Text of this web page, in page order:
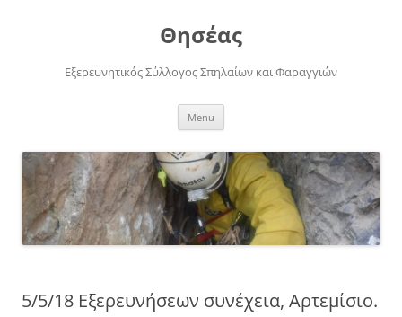
Θησέας
Εξερευνητικός Σύλλογος Σπηλαίων και Φαραγγιών
Menu
5/5/18 Εξερευνήσεων συνέχεια, Αρτεμίσιο.